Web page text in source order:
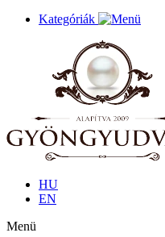
Kategóriák
HU
EN
Menü